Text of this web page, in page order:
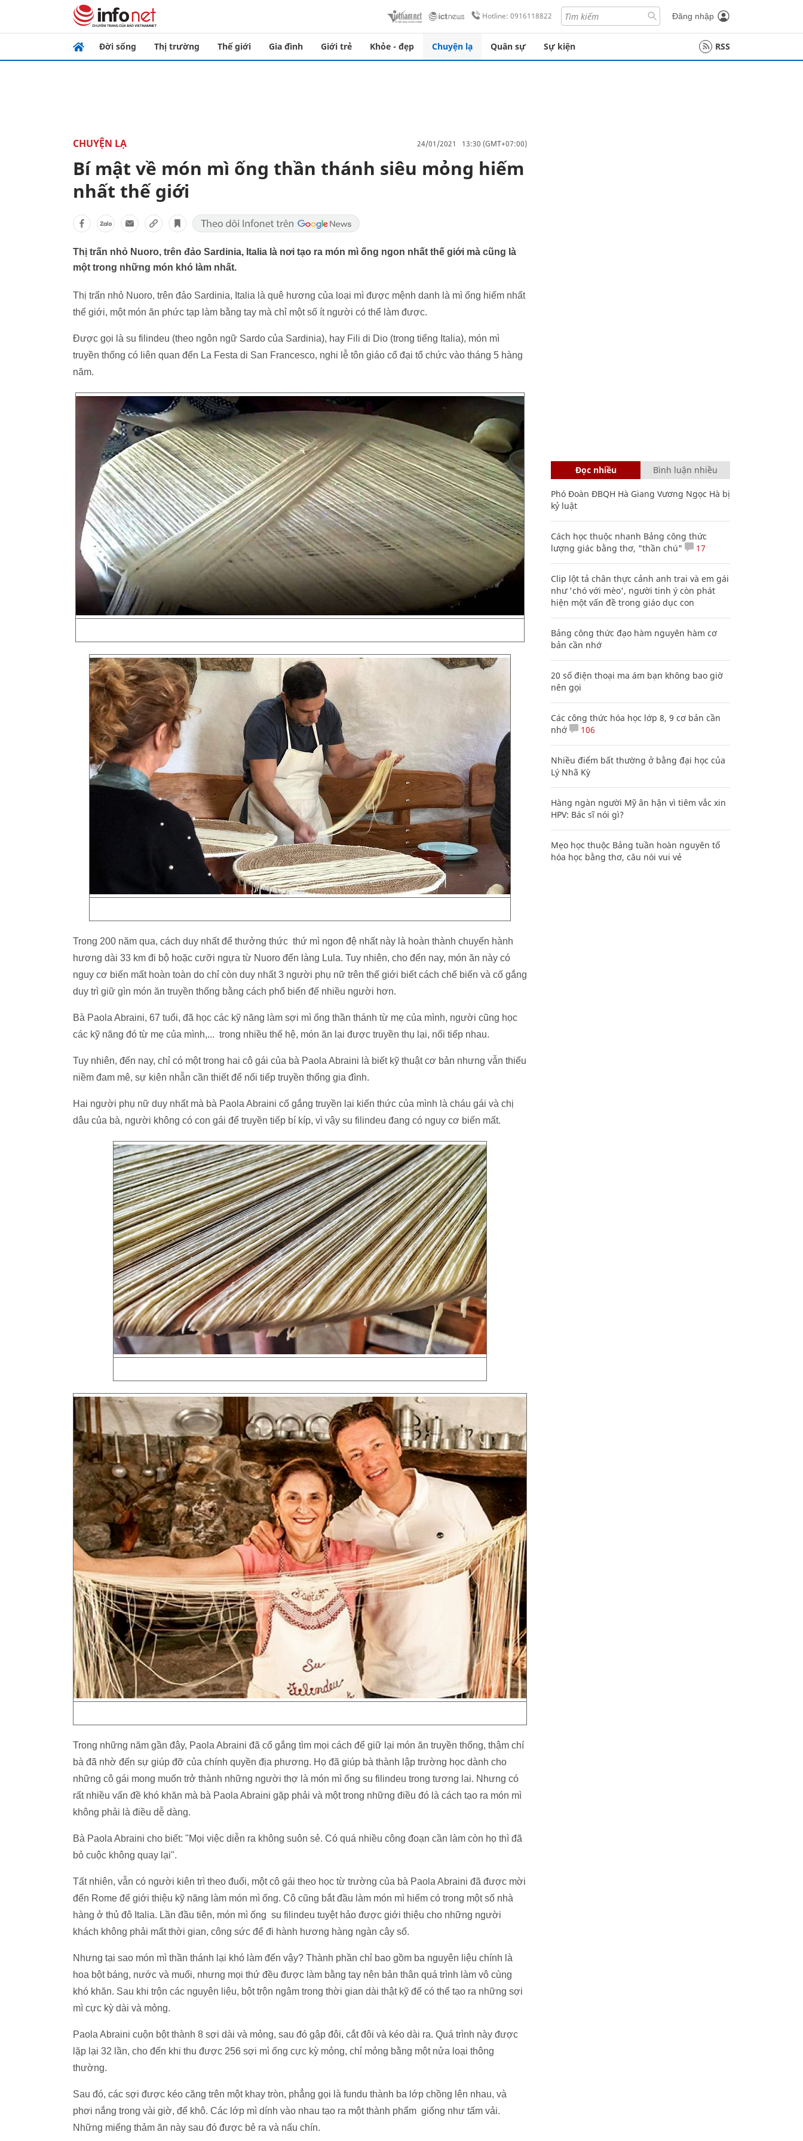
Hotline: 0916118822 Đăng nhập
Đời sống Thị trường Thế giới Gia đình Giới trẻ Khỏe - đẹp Chuyện lạ Quân sự Sự kiện RSS
CHUYỆN LẠ 24/01/2021 13:30 (GMT+07:00)
Bí mật về món mì ống thần thánh siêu mỏng hiếm
nhất thế giới
Thị trấn nhỏ Nuoro, trên đảo Sardinia, Italia là nơi tạo ra món mì ống ngon nhất thế giới mà cũng là
một trong những món khó làm nhất.
Thị trấn nhỏ Nuoro, trên đảo Sardinia, Italia là quê hương của loại mì được mệnh danh là mì ống hiếm nhất
thế giới, một món ăn phức tạp làm bằng tay mà chỉ một số ít người có thể làm được.
Được gọi là su filindeu (theo ngôn ngữ Sardo của Sardinia), hay Fili di Dio (trong tiếng Italia), món mì
truyền thống có liên quan đến La Festa di San Francesco, nghi lễ tôn giáo cổ đại tổ chức vào tháng 5 hàng
năm.
Trong 200 năm qua, cách duy nhất để thưởng thức thứ mì ngon đệ nhất này là hoàn thành chuyến hành
hương dài 33 km đi bộ hoặc cưỡi ngựa từ Nuoro đến làng Lula. Tuy nhiên, cho đến nay, món ăn này có
nguy cơ biến mất hoàn toàn do chỉ còn duy nhất 3 người phụ nữ trên thế giới biết cách chế biến và cố gắng
duy trì giữ gìn món ăn truyền thống bằng cách phổ biến đế nhiều người hơn.
Bà Paola Abraini, 67 tuổi, đã học các kỹ năng làm sợi mì ống thần thánh từ mẹ của mình, người cũng học
các kỹ năng đó từ mẹ của mình,... trong nhiều thế hệ, món ăn lại được truyền thụ lại, nối tiếp nhau.
Tuy nhiên, đến nay, chỉ có một trong hai cô gái của bà Paola Abraini là biết kỹ thuật cơ bản nhưng vẫn thiếu
niềm đam mê, sự kiên nhẫn cần thiết để nối tiếp truyền thống gia đình.
Hai người phụ nữ duy nhất mà bà Paola Abraini cố gắng truyền lại kiến thức của mình là cháu gái và chị
dâu của bà, người không có con gái để truyền tiếp bí kíp, vì vậy su filindeu đang có nguy cơ biến mất.
Trong những năm gần đây, Paola Abraini đã cố gắng tìm mọi cách để giữ lại món ăn truyền thống, thậm chí
bà đã nhờ đến sự giúp đỡ của chính quyền địa phương. Họ đã giúp bà thành lập trường học dành cho
những cô gái mong muốn trở thành những người thợ là món mì ống su filindeu trong tương lai. Nhưng có
rất nhiều vấn đề khó khăn mà bà Paola Abraini gặp phải và một trong những điều đó là cách tạo ra món mì
không phải là điều dễ dàng.
Bà Paola Abraini cho biết: "Mọi việc diễn ra không suôn sẻ. Có quá nhiều công đoạn cần làm còn họ thì đã
bỏ cuộc không quay lại".
Tất nhiên, vẫn có người kiên trì theo đuổi, một cô gái theo học từ trường của bà Paola Abraini đã được mời
đến Rome để giới thiệu kỹ năng làm món mì ống. Cô cũng bắt đầu làm món mì hiếm có trong một số nhà
hàng ở thủ đô Italia. Lần đầu tiên, món mì ống su filindeu tuyệt hảo được giới thiệu cho những người
khách không phải mất thời gian, công sức để đi hành hương hàng ngàn cây số.
Nhưng tại sao món mì thần thánh lại khó làm đến vậy? Thành phần chỉ bao gồm ba nguyên liệu chính là
hoa bột báng, nước và muối, nhưng mọi thứ đều được làm bằng tay nên bản thân quá trình làm vô cùng
khó khăn. Sau khi trộn các nguyên liệu, bột trộn ngâm trong thời gian dài thật kỹ để có thể tạo ra những sợi
mì cực kỳ dài và mỏng.
Paola Abraini cuộn bột thành 8 sợi dài và mỏng, sau đó gập đôi, cắt đôi và kéo dài ra. Quá trình này được
lặp lại 32 lần, cho đến khi thu được 256 sợi mì ống cực kỳ mỏng, chỉ mỏng bằng một nửa loại thông
thường.
Sau đó, các sợi được kéo căng trên một khay tròn, phẳng gọi là fundu thành ba lớp chồng lên nhau, và
phơi nắng trong vài giờ, để khô. Các lớp mì dính vào nhau tạo ra một thành phẩm giống như tấm vải.
Những miếng thảm ăn này sau đó được bẻ ra và nấu chín.
Đọc nhiều Bình luận nhiều
Phó Đoàn ĐBQH Hà Giang Vương Ngọc Hà bị
kỷ luật
Cách học thuộc nhanh Bảng công thức
lượng giác bằng thơ, "thần chú"
17
Clip lột tả chân thực cảnh anh trai và em gái
như 'chó với mèo', người tinh ý còn phát
hiện một vấn đề trong giáo dục con
Bảng công thức đạo hàm nguyên hàm cơ
bản cần nhớ
20 số điện thoại ma ám bạn không bao giờ
nên gọi
Các công thức hóa học lớp 8, 9 cơ bản cần
nhớ
106
Nhiều điểm bất thường ở bằng đại học của
Lý Nhã Kỳ
Hàng ngàn người Mỹ ân hận vì tiêm vắc xin
HPV: Bác sĩ nói gì?
Mẹo học thuộc Bảng tuần hoàn nguyên tố
hóa học bằng thơ, câu nói vui vẻ